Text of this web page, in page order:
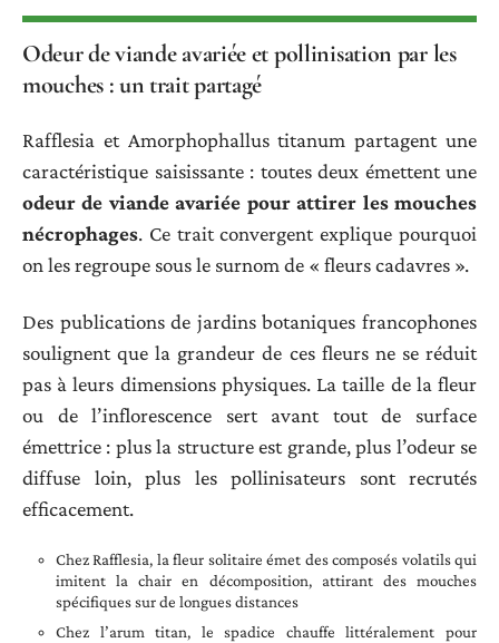
Odeur de viande avariée et pollinisation par les
mouches : un trait partagé
Rafflesia et Amorphophallus titanum partagent une
caractéristique saisissante : toutes deux émettent une
odeur de viande avariée pour attirer les mouches
nécrophages. Ce trait convergent explique pourquoi
on les regroupe sous le surnom de « fleurs cadavres ».
Des publications de jardins botaniques francophones
soulignent que la grandeur de ces fleurs ne se réduit
pas à leurs dimensions physiques. La taille de la fleur
ou de l’inflorescence sert avant tout de surface
émettrice : plus la structure est grande, plus l’odeur se
diffuse loin, plus les pollinisateurs sont recrutés
efficacement.
Chez Rafflesia, la fleur solitaire émet des composés volatils qui
imitent la chair en décomposition, attirant des mouches
spécifiques sur de longues distances
Chez l’arum titan, le spadice chauffe littéralement pour